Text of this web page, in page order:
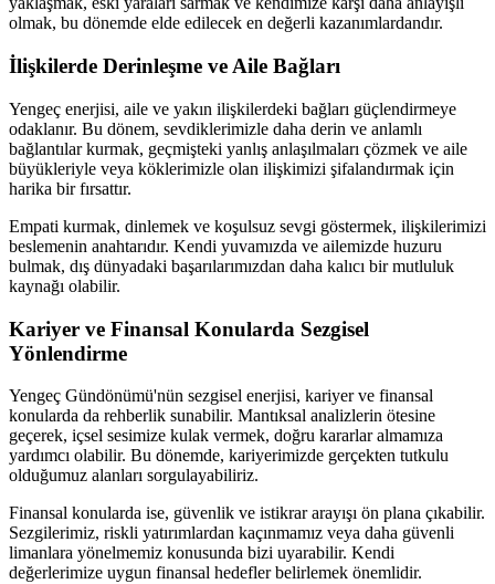
olmak, bu dönemde elde edilecek en değerli kazanımlardandır.
İlişkilerde Derinleşme ve Aile Bağları
Yengeç enerjisi, aile ve yakın ilişkilerdeki bağları güçlendirmeye
odaklanır. Bu dönem, sevdiklerimizle daha derin ve anlamlı
bağlantılar kurmak, geçmişteki yanlış anlaşılmaları çözmek ve aile
büyükleriyle veya köklerimizle olan ilişkimizi şifalandırmak için
harika bir fırsattır.
Empati kurmak, dinlemek ve koşulsuz sevgi göstermek, ilişkilerimizi
beslemenin anahtarıdır. Kendi yuvamızda ve ailemizde huzuru
bulmak, dış dünyadaki başarılarımızdan daha kalıcı bir mutluluk
kaynağı olabilir.
Kariyer ve Finansal Konularda Sezgisel
Yönlendirme
Yengeç Gündönümü'nün sezgisel enerjisi, kariyer ve finansal
konularda da rehberlik sunabilir. Mantıksal analizlerin ötesine
geçerek, içsel sesimize kulak vermek, doğru kararlar almamıza
yardımcı olabilir. Bu dönemde, kariyerimizde gerçekten tutkulu
olduğumuz alanları sorgulayabiliriz.
Finansal konularda ise, güvenlik ve istikrar arayışı ön plana çıkabilir.
Sezgilerimiz, riskli yatırımlardan kaçınmamız veya daha güvenli
limanlara yönelmemiz konusunda bizi uyarabilir. Kendi
değerlerimize uygun finansal hedefler belirlemek önemlidir.